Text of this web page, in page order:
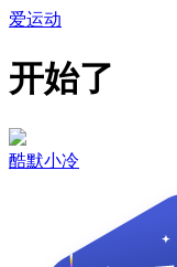
爱运动
开始了
酷默小冷